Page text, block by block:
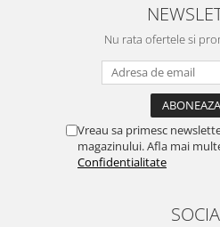
Nu rata ofertele si
Vreau sa primesc
magazinului. Afla mai
Confidentialitate